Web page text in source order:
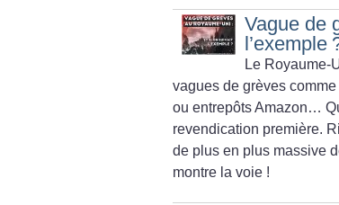
Vague de
l’exemple
Le Royaume-
vagues de grèves
ou entrepôts Amazon…
revendication première.
de plus en plus massive
montre la voie !